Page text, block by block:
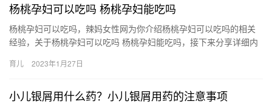
杨桃孕妇可以吃吗 杨桃孕妇能吃吗
杨桃孕妇可以吃吗，辣妈女性网为你介绍杨桃孕妇可以吃吗的相关
经验，关于杨桃孕妇可以吃吗 杨桃孕妇能吃吗，接下来分享详细内
孕…
育儿 2023年1月27日
小儿银屑用什么药？小儿银屑用药的注意事项